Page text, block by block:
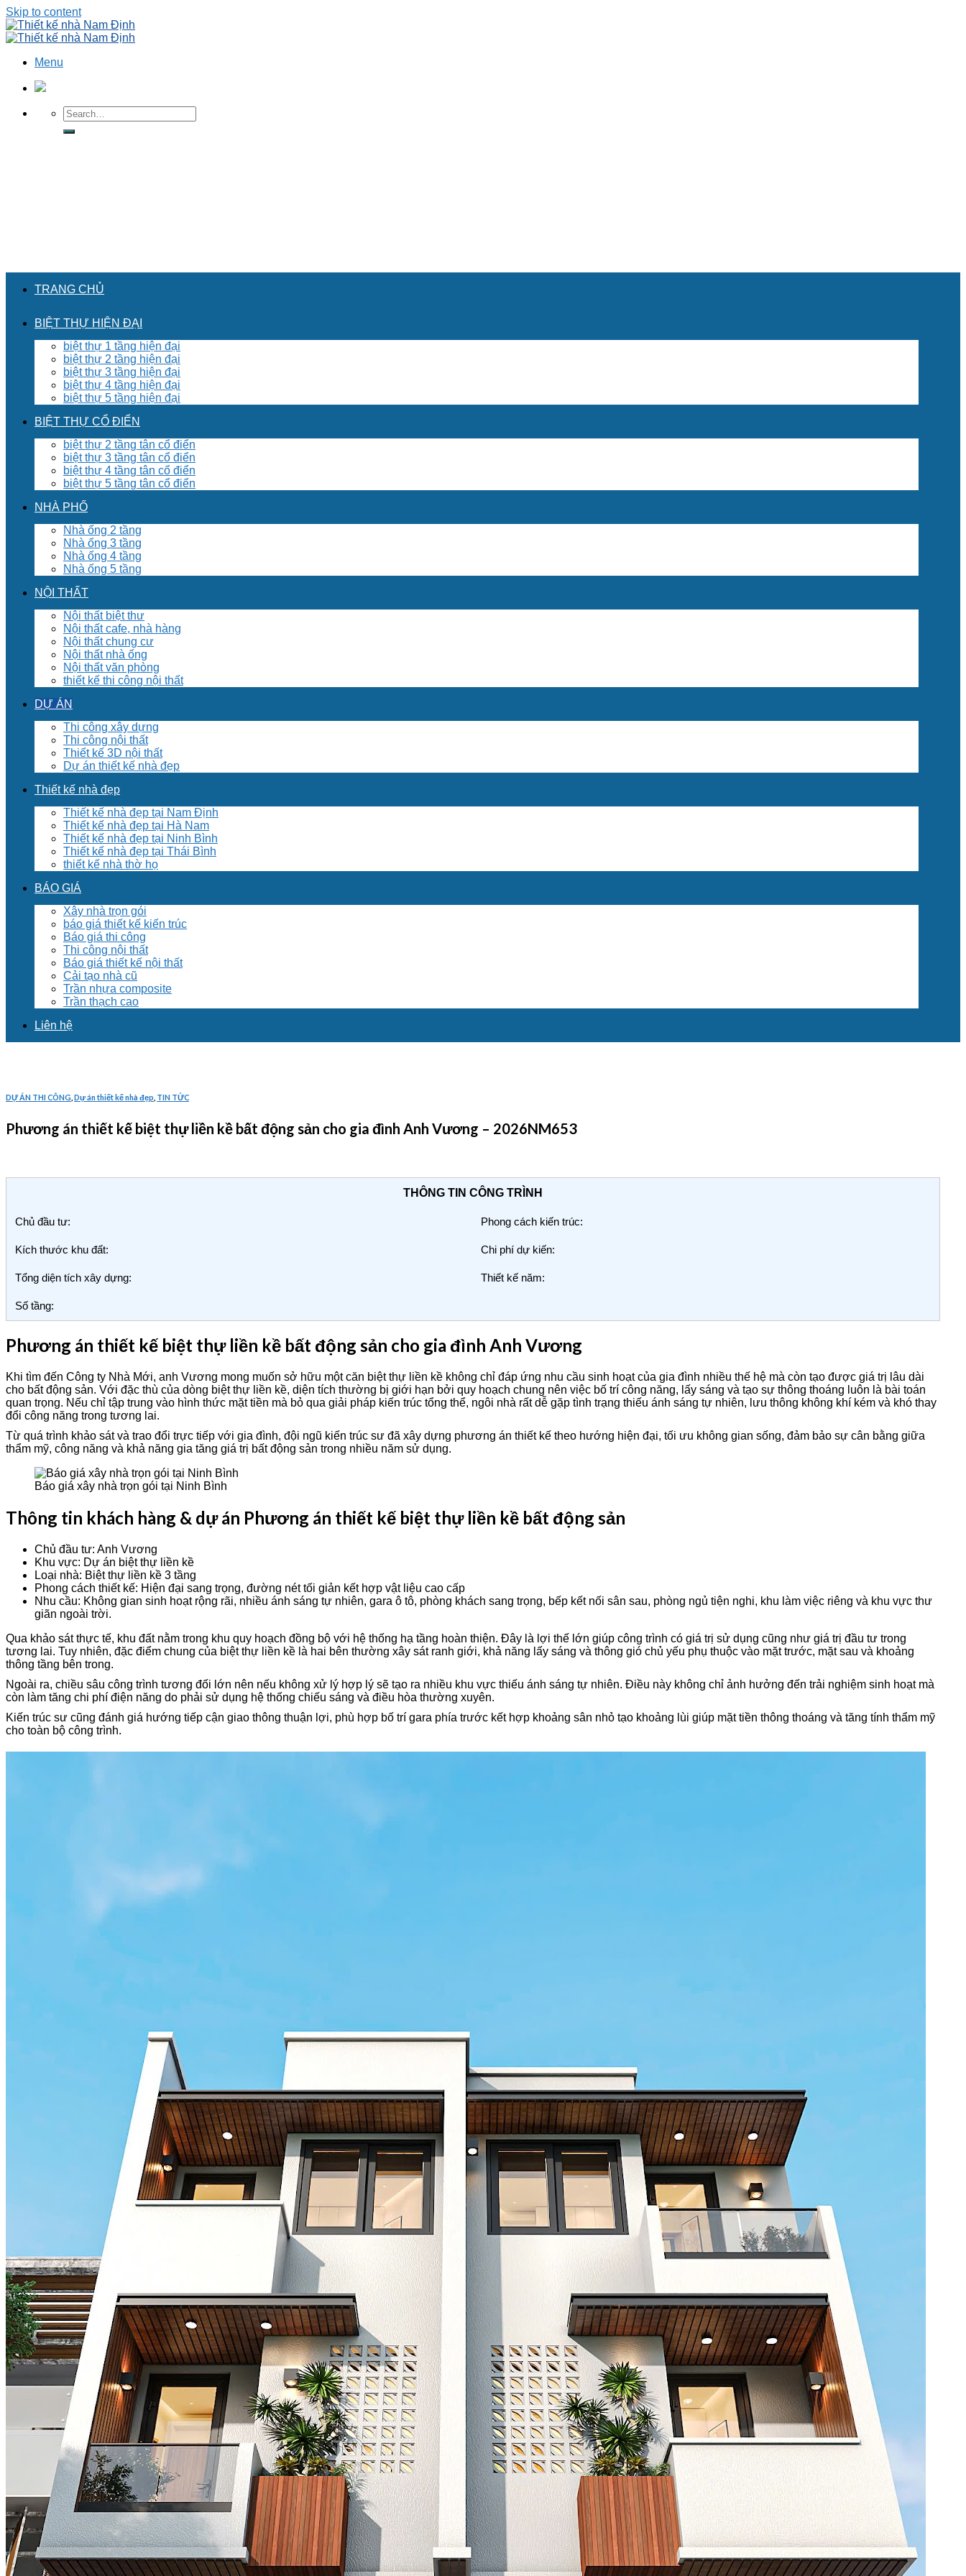
Skip to content
Menu
TRANG CHỦ
BIỆT THỰ HIỆN ĐẠI
biệt thự 1 tầng hiện đại
biệt thự 2 tầng hiện đại
biệt thự 3 tầng hiện đại
biệt thự 4 tầng hiện đại
biệt thự 5 tầng hiện đại
BIỆT THỰ CỔ ĐIỂN
biệt thự 2 tầng tân cổ điển
biệt thự 3 tầng tân cổ điển
biệt thự 4 tầng tân cổ điển
biệt thự 5 tầng tân cổ điển
NHÀ PHỐ
Nhà ống 2 tầng
Nhà ống 3 tầng
Nhà ống 4 tầng
Nhà ống 5 tầng
NỘI THẤT
Nội thất biệt thư
Nội thất cafe, nhà hàng
Nội thất chung cư
Nội thất nhà ống
Nội thất văn phòng
thiết kế thi công nội thất
DỰ ÁN
Thi công xây dựng
Thi công nội thất
Thiết kế 3D nội thất
Dự án thiết kế nhà đẹp
Thiết kế nhà đẹp
Thiết kế nhà đẹp tại Nam Định
Thiết kế nhà đẹp tại Hà Nam
Thiết kế nhà đẹp tại Ninh Bình
Thiết kế nhà đẹp tại Thái Bình
thiết kế nhà thờ họ
BÁO GIÁ
Xây nhà trọn gói
báo giá thiết kế kiến trúc
Báo giá thi công
Thi công nội thất
Báo giá thiết kế nội thất
Cải tạo nhà cũ
Trần nhựa composite
Trần thạch cao
Liên hệ
DỰ ÁN THI CÔNG Dự án thiết kế nhà đẹp TIN TỨC
Phương án thiết kế biệt thự liền kề bất động sản cho gia đình Anh Vương – 2026NM653
THÔNG TIN CÔNG TRÌNH
Chủ đầu tư: Phong cách kiến trúc:
Kích thước khu đất: Chi phí dự kiến:
Tổng diện tích xây dựng: Thiết kế năm:
Số tầng:
Phương án thiết kế biệt thự liền kề bất động sản cho gia đình Anh Vương
Khi tìm đến Công ty Nhà Mới, anh Vương mong muốn sở hữu một căn biệt thự liền kề không chỉ đáp ứng nhu cầu sinh hoạt của gia đình nhiều thế hệ mà còn tạo được giá trị lâu dài
cho bất động sản. Với đặc thù của dòng biệt thự liền kề, diện tích thường bị giới hạn bởi quy hoạch chung nên việc bố trí công năng, lấy sáng và tạo sự thông thoáng luôn là bài toán
quan trọng. Nếu chỉ tập trung vào hình thức mặt tiền mà bỏ qua giải pháp kiến trúc tổng thể, ngôi nhà rất dễ gặp tình trạng thiếu ánh sáng tự nhiên, lưu thông không khí kém và khó thay
đổi công năng trong tương lai.
Từ quá trình khảo sát và trao đổi trực tiếp với gia đình, đội ngũ kiến trúc sư đã xây dựng phương án thiết kế theo hướng hiện đại, tối ưu không gian sống, đảm bảo sự cân bằng giữa
thẩm mỹ, công năng và khả năng gia tăng giá trị bất động sản trong nhiều năm sử dụng.
Báo giá xây nhà trọn gói tại Ninh Bình
Thông tin khách hàng & dự án Phương án thiết kế biệt thự liền kề bất động sản
Chủ đầu tư: Anh Vương
Khu vực: Dự án biệt thự liền kề
Loại nhà: Biệt thự liền kề 3 tầng
Phong cách thiết kế: Hiện đại sang trọng, đường nét tối giản kết hợp vật liệu cao cấp
Nhu cầu: Không gian sinh hoạt rộng rãi, nhiều ánh sáng tự nhiên, gara ô tô, phòng khách sang trọng, bếp kết nối sân sau, phòng ngủ tiện nghi, khu làm việc riêng và khu vực thư
giãn ngoài trời.
Qua khảo sát thực tế, khu đất nằm trong khu quy hoạch đồng bộ với hệ thống hạ tầng hoàn thiện. Đây là lợi thế lớn giúp công trình có giá trị sử dụng cũng như giá trị đầu tư trong
tương lai. Tuy nhiên, đặc điểm chung của biệt thự liền kề là hai bên thường xây sát ranh giới, khả năng lấy sáng và thông gió chủ yếu phụ thuộc vào mặt trước, mặt sau và khoảng
thông tầng bên trong.
Ngoài ra, chiều sâu công trình tương đối lớn nên nếu không xử lý hợp lý sẽ tạo ra nhiều khu vực thiếu ánh sáng tự nhiên. Điều này không chỉ ảnh hưởng đến trải nghiệm sinh hoạt mà
còn làm tăng chi phí điện năng do phải sử dụng hệ thống chiếu sáng và điều hòa thường xuyên.
Kiến trúc sư cũng đánh giá hướng tiếp cận giao thông thuận lợi, phù hợp bố trí gara phía trước kết hợp khoảng sân nhỏ tạo khoảng lùi giúp mặt tiền thông thoáng và tăng tính thẩm mỹ
cho toàn bộ công trình.